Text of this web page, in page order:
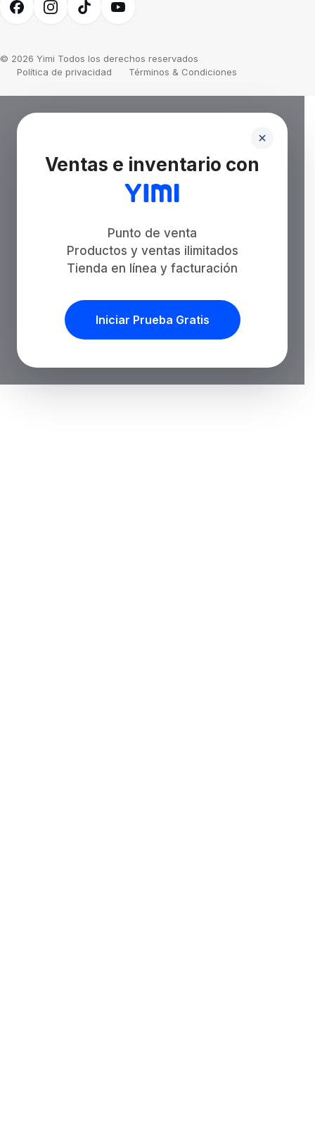
© 2026 Yimi Todos los derechos reservados
Política de privacidad
Términos & Condiciones
Ventas e inventario con
Punto de venta
Productos y ventas ilimitados
Tienda en línea y facturación
Iniciar Prueba Gratis